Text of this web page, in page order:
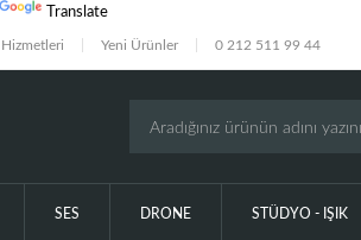
Translate
Yeni Ürünler 0 212 511 99 44
SES DRONE STÜDYO - IŞIK